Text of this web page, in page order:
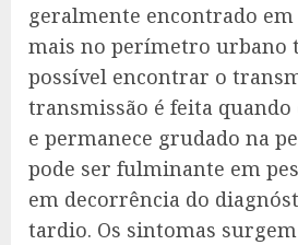
geralmente encontrado
mais no perímetro urbano
possível encontrar o
transmissão é feita
e permanece grudado na
pode ser fulminante em
em decorrência do
tardio. Os sintomas